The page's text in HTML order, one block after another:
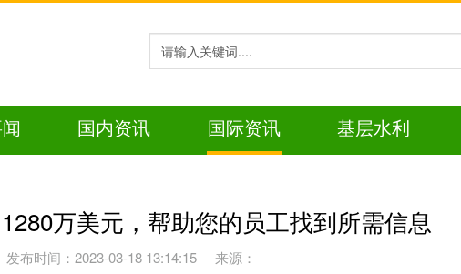
国内资讯 国际资讯 基层水利
万美元，帮助您的员工找到所需信息
发布时间：2023-03-18 13:14:15 来源：